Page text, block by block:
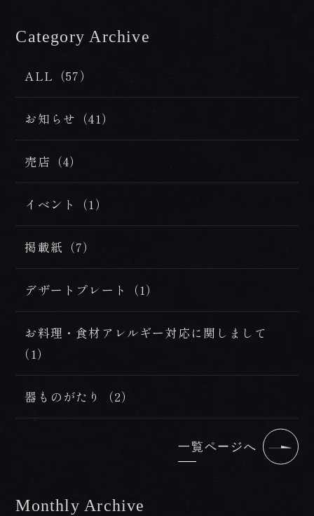
HOT SPRING
温泉
DISHES
ONLINE
tel.0957-73-3331
【お問合せ受付時間】
月～金 9:00～18:00 / 土・日・祝 10:00～18:00
〒854-0621 長崎県雲仙市小浜町雲仙320番地
お知らせ
Category Archive
ALL（57）
お知らせ（41）
売店（4）
イベント（1）
掲載紙（7）
デザートプレート（1）
お料理・食材アレルギー対応に関しまして
（1）
器ものがたり（2）
一覧ページへ
Monthly Archive